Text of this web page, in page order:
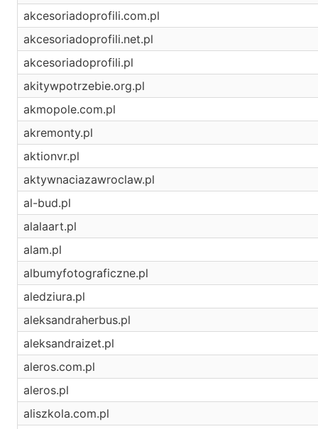
akcesoriadoprofili.com.pl
akcesoriadoprofili.net.pl
akcesoriadoprofili.pl
akitywpotrzebie.org.pl
akmopole.com.pl
akremonty.pl
aktionvr.pl
aktywnaciazawroclaw.pl
al-bud.pl
alalaart.pl
alam.pl
albumyfotograficzne.pl
aledziura.pl
aleksandraherbus.pl
aleksandraizet.pl
aleros.com.pl
aleros.pl
aliszkola.com.pl